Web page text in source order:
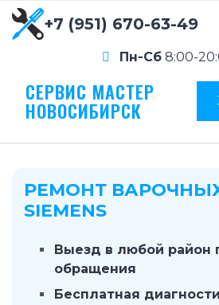
+7 (951) 670-63-49
Пн-Сб 8:00-
СЕРВИС МАСТЕР
НОВОСИБИРСК
РЕМОНТ
SIEMENS
Выезд в любой район
обращения
Бесплатная